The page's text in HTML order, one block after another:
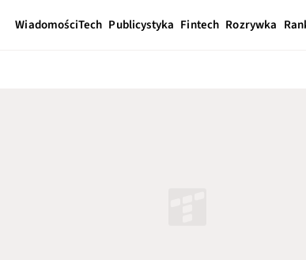
WiadomościTech Publicystyka Fintech Rozrywka